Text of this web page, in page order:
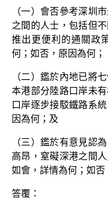
（一）會否參考深圳
之間的人士，包括但
推出更便利的通關政
何；如否，原因為何；
（二）鑑於內地已將
本港部分陸路口岸未
口岸逐步接駁鐵路系
因為何；及
（三）鑑於有意見認
高昂，窒礙深港之間
如會，詳情為何；如否
答覆：